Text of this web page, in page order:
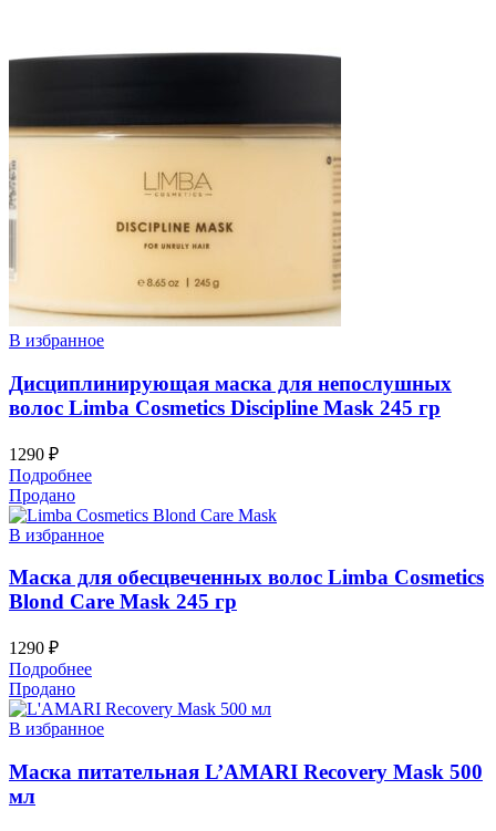
В избранное
Дисциплинирующая маска для непослушных
волос Limba Cosmetics Discipline Mask 245 гр
1290 ₽
Подробнее
Продано
В избранное
Маска для обесцвеченных волос Limba Cosmetics
Blond Care Mask 245 гр
1290 ₽
Подробнее
Продано
В избранное
Маска питательная L’AMARI Recovery Mask 500
мл